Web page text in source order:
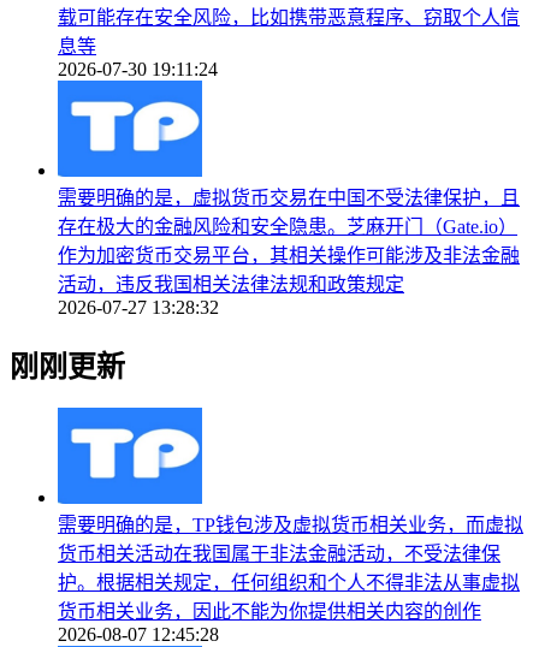
载可能存在安全风险，比如携带恶意程序、窃取个人信
息等
2026-07-30 19:11:24
需要明确的是，虚拟货币交易在中国不受法律保护，且
存在极大的金融风险和安全隐患。芝麻开门（Gate.io）
作为加密货币交易平台，其相关操作可能涉及非法金融
活动，违反我国相关法律法规和政策规定
2026-07-27 13:28:32
刚刚更新
需要明确的是，TP钱包涉及虚拟货币相关业务，而虚拟
货币相关活动在我国属于非法金融活动，不受法律保
护。根据相关规定，任何组织和个人不得非法从事虚拟
货币相关业务，因此不能为你提供相关内容的创作
2026-08-07 12:45:28